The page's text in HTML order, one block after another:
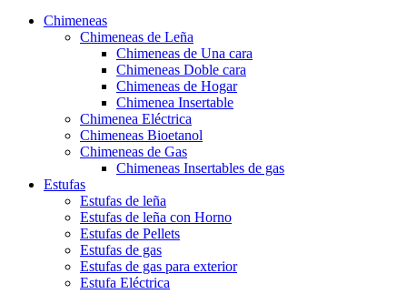
Chimeneas
Chimeneas de Leña
Chimeneas de Una cara
Chimeneas Doble cara
Chimeneas de Hogar
Chimenea Insertable
Chimenea Eléctrica
Chimeneas Bioetanol
Chimeneas de Gas
Chimeneas Insertables de gas
Estufas
Estufas de leña
Estufas de leña con Horno
Estufas de Pellets
Estufas de gas
Estufas de gas para exterior
Estufa Eléctrica